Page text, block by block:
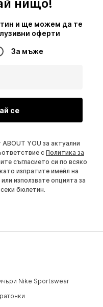
нищо!
и ще можем да те
оферти
За мъже
се
YOU за актуални
с Политика за
съгласието си по всяко
изпратите имейл на
или използвате опцията за
бюлетин.
Nike Sportswear